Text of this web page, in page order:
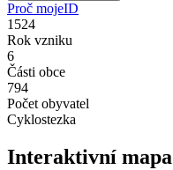
Proč mojeID
1524
Rok vzniku
6
Části obce
794
Počet obyvatel
Cyklostezka
Interaktivní mapa